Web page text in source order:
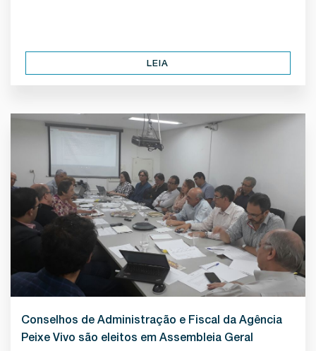
LEIA
Conselhos de Administração e Fiscal da Agência
Peixe Vivo são eleitos em Assembleia Geral